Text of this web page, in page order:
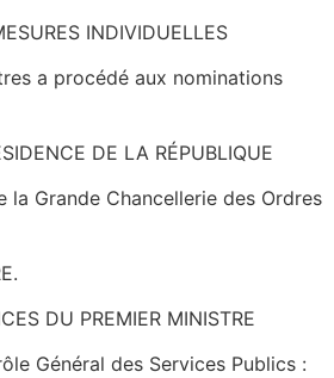
INDIVIDUELLES
a procédé aux nominations
DE LA RÉPUBLIQUE
la Grande Chancellerie des Ordres
DU PREMIER MINISTRE
Général des Services Publics :